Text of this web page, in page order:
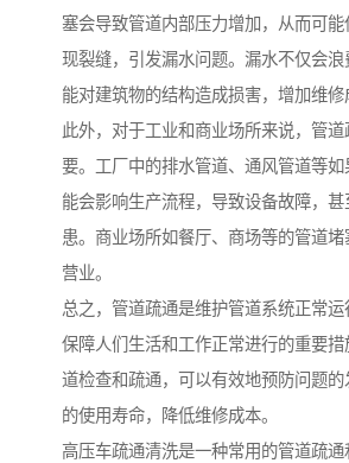
塞会导致管道内部压力增加，从而可
现裂缝，引发漏水问题。漏水不仅会浪
能对建筑物的结构造成损害，增加维修
此外，对于工业和商业场所来说，管
要。工厂中的排水管道、通风管道等如
能会影响生产流程，导致设备故障，
患。商业场所如餐厅、商场等的管道
营业。
总之，管道疏通是维护管道系统正常运
保障人们生活和工作正常进行的重要
道检查和疏通，可以有效地预防问题
的使用寿命，降低维修成本。
高压车疏通清洗是一种常用的管道疏